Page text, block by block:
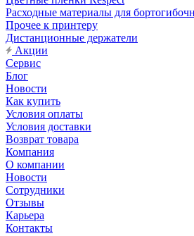
Расходные материалы для
Прочее к принтеру
Дистанционные держатели
Акции
Сервис
Блог
Новости
Как купить
Условия оплаты
Условия доставки
Возврат товара
Компания
О компании
Новости
Сотрудники
Отзывы
Карьера
Контакты